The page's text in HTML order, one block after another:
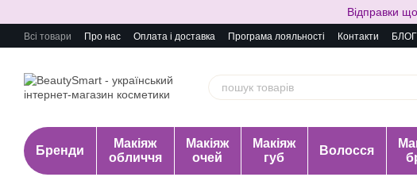
Відправки
Всі товари Про нас Оплата і доставка Програма лояльності Контакти БЛОГ
Бренди
Макіяж
обличчя
Макіяж
очей
Макіяж
губ
Волосся